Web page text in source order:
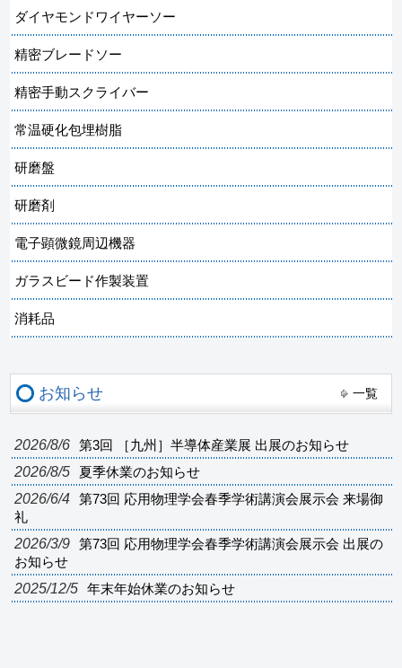
ダイヤモンドワイヤーソー
精密ブレードソー
精密手動スクライバー
常温硬化包埋樹脂
研磨盤
研磨剤
電子顕微鏡周辺機器
ガラスビード作製装置
消耗品
お知らせ 一覧
2026/8/6 第3回 ［九州］半導体産業展 出展のお知らせ
2026/8/5 夏季休業のお知らせ
2026/6/4
第73回 応用物理学会春季学術講演会展示会 来場御
礼
2026/3/9
第73回 応用物理学会春季学術講演会展示会 出展の
お知らせ
2025/12/5 年末年始休業のお知らせ